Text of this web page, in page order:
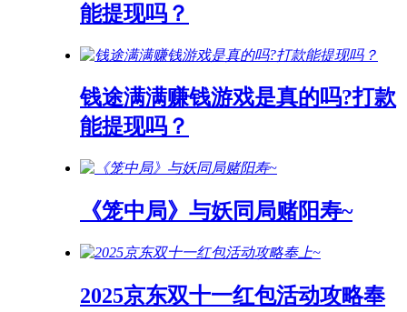
能提现吗？
钱途满满赚钱游戏是真的吗?打款
能提现吗？
《笼中局》与妖同局赌阳寿~
2025京东双十一红包活动攻略奉